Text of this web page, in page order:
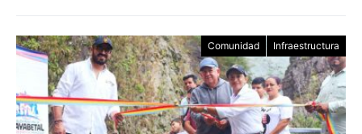
Comunidad Infraestructura